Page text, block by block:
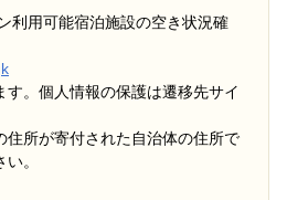
利用可能宿泊施設の空き状況確
す。個人情報の保護は遷移先サイ
所が寄付された自治体の住所で
。